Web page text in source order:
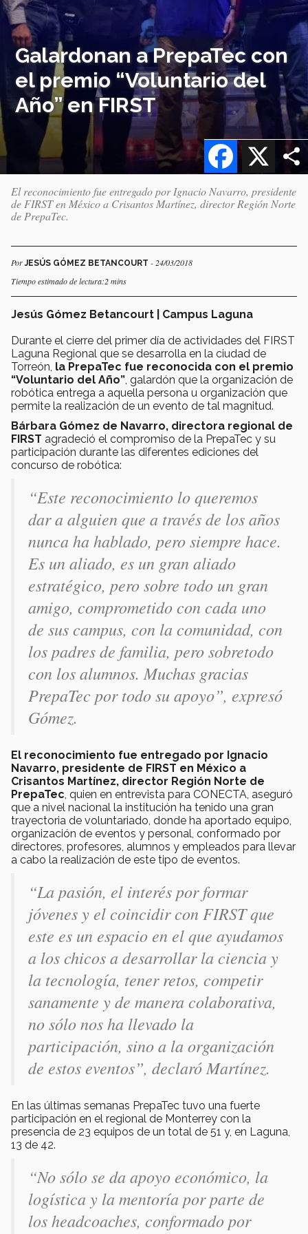
Galardonan a PrepaTec con
el premio “Voluntario del
Año” en FIRST
X
Facebook
El reconocimiento fue entregado por Ignacio Navarro, presidente
de FIRST en México a Crisantos Martínez, director Región Norte
de PrepaTec.
PorJESÚS GÓMEZ BETANCOURT - 24/03/2018
Tiempo estimado de lectura:2 mins
Jesús Gómez Betancourt | Campus Laguna
Durante el cierre del primer día de actividades del FIRST
Laguna Regional que se desarrolla en la ciudad de
Torreón, la PrepaTec fue reconocida con el premio
“Voluntario del Año” , galardón que la organización de
robótica entrega a aquella persona u organización que
permite la realización de un evento de tal magnitud.
Bárbara Gómez de Navarro, directora regional de
FIRST agradeció el compromiso de la PrepaTec y su
participación durante las diferentes ediciones del
concurso de robótica:
“Este reconocimiento lo queremos
dar a alguien que a través de los años
nunca ha hablado, pero siempre hace.
Es un aliado, es un gran aliado
estratégico, pero sobre todo un gran
amigo, comprometido con cada uno
de sus campus, con la comunidad, con
los padres de familia, pero sobretodo
con los alumnos. Muchas gracias
PrepaTec por todo su apoyo”, expresó
Gómez.
El reconocimiento fue entregado por Ignacio
Navarro, presidente de FIRST en México a
Crisantos Martínez, director Región Norte de
PrepaTec , quien en entrevista para CONECTA, aseguró
que a nivel nacional la institución ha tenido una gran
trayectoria de voluntariado, donde ha aportado equipo,
organización de eventos y personal, conformado por
directores, profesores, alumnos y empleados para llevar
a cabo la realización de este tipo de eventos.
“La pasión, el interés por formar
jóvenes y el coincidir con FIRST que
este es un espacio en el que ayudamos
a los chicos a desarrollar la ciencia y
la tecnología, tener retos, competir
sanamente y de manera colaborativa,
no sólo nos ha llevado la
participación, sino a la organización
de estos eventos”, declaró Martínez.
En las últimas semanas PrepaTec tuvo una fuerte
participación en el regional de Monterrey con la
presencia de 23 equipos de un total de 51 y, en Laguna,
13 de 42.
“No sólo se da apoyo económico, la
logística y la mentoría por parte de
los headcoaches, conformado por